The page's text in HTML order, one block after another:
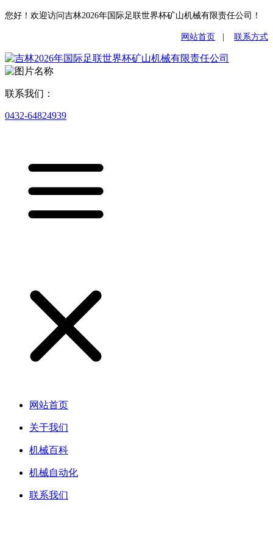
您好！欢迎访问吉林2026年国际足联世界杯矿山机械有限责任公司！
网站首页 联系方式
联系我们：
0432-64824939
网站首页
关于我们
机械百科
机械自动化
联系我们